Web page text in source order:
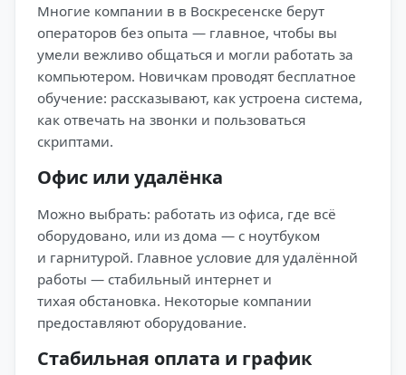
Многие компании в в Воскресенске берут
операторов без опыта — главное, чтобы вы
умели вежливо общаться и могли работать за
компьютером. Новичкам проводят бесплатное
обучение: рассказывают, как устроена система,
как отвечать на звонки и пользоваться
скриптами.
Офис или удалёнка
Можно выбрать: работать из офиса, где всё
оборудовано, или из дома — с ноутбуком
и гарнитурой. Главное условие для удалённой
работы — стабильный интернет и
тихая обстановка. Некоторые компании
предоставляют оборудование.
Стабильная оплата и график